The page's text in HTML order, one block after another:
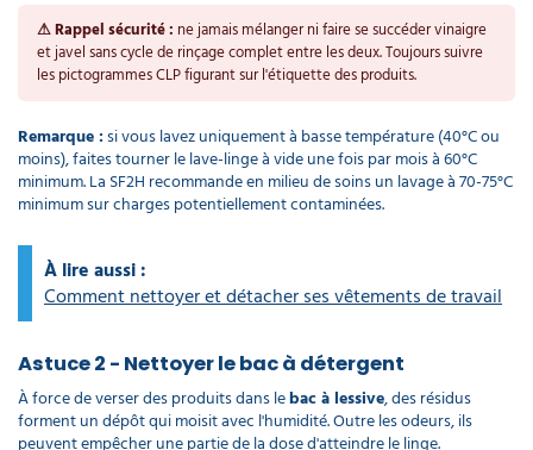
⚠ Rappel sécurité : ne jamais mélanger ni faire se succéder vinaigre
et javel sans cycle de rinçage complet entre les deux. Toujours suivre
les pictogrammes CLP figurant sur l'étiquette des produits.
Remarque :si vous lavez uniquement à basse température (40°C ou
moins), faites tourner le lave-linge à vide une fois par mois à 60°C
minimum. La SF2H recommande en milieu de soins un lavage à 70-75°C
minimum sur charges potentiellement contaminées.
À lire aussi :
Comment nettoyer et détacher ses vêtements de travail
Astuce 2 - Nettoyer le bac à détergent
À force de verser des produits dans lebac à lessive, des résidus
forment un dépôt qui moisit avec l'humidité. Outre les odeurs, ils
peuvent empêcher une partie de la dose d'atteindre le linge.